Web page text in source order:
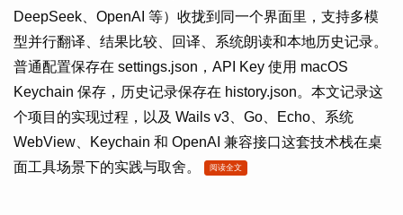
DeepSeek、OpenAI 等）收拢到同一个界面里，支持多模
型并行翻译、结果比较、回译、系统朗读和本地历史记录。
普通配置保存在 settings.json，API Key 使用 macOS
Keychain 保存，历史记录保存在 history.json。本文记录这
个项目的实现过程，以及 Wails v3、Go、Echo、系统
WebView、Keychain 和 OpenAI 兼容接口这套技术栈在桌
面工具场景下的实践与取舍。
阅读全文